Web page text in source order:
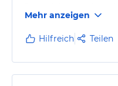
verschiedenen Speisen
Mehr anzeigen
Hilfreich Teilen